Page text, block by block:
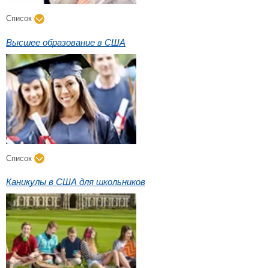
Список
Высшее образование в США
Список
Каникулы в США для школьников